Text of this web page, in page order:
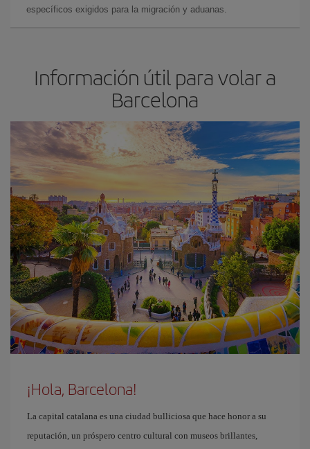
específicos exigidos para la migración y aduanas.
Información útil para volar a
Barcelona
¡Hola, Barcelona!
La capital catalana es una ciudad bulliciosa que hace honor a su
reputación, un próspero centro cultural con museos brillantes,